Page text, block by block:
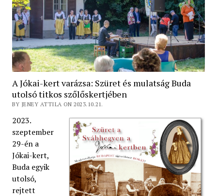
A Jókai-kert varázsa: Szüret és mulatság Buda
utolsó titkos szőlőskertjében
BY JENEY ATTILA ON 2023.10.21.
2023.
szeptember
29-én a
Jókai-kert,
Buda egyik
utolsó,
rejtett